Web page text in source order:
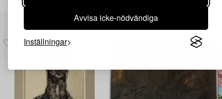
Avvisa icke-nödvändiga
Inställningar
Andra har även tittat på